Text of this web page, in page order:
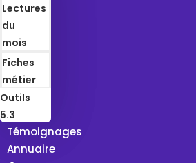
Lectures
du
mois
Fiches
métier
Outils
5.3
Témoignages
Annuaire